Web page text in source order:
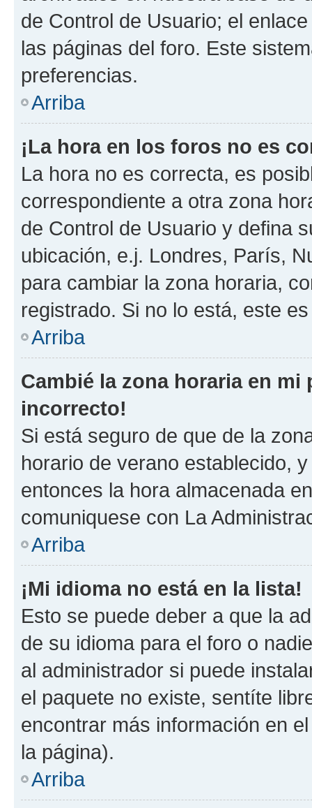
de Control de Usuario; el
las páginas del foro. Este
preferencias.
Arriba
¡La hora en los foros no es
La hora no es correcta, es
correspondiente a otra zona
de Control de Usuario y defina
ubicación, e.j. Londres, París,
para cambiar la zona horaria,
registrado. Si no lo está, este
Arriba
Cambié la zona horaria en
incorrecto!
Si está seguro de que de la
horario de verano establecido,
entonces la hora almacenada
comuniquese con La
Arriba
¡Mi idioma no está en la lista!
Esto se puede deber a que la
de su idioma para el foro o
al administrador si puede
el paquete no existe, sentíte
encontrar más información en
la página).
Arriba